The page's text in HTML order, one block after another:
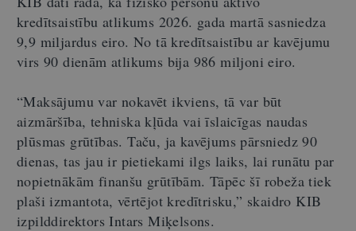
kredītsaistību atlikums 2026. gada martā sasniedza
9,9 miljardus eiro. No tā kredītsaistību ar kavējumu
virs 90 dienām atlikums bija 986 miljoni eiro.
“Maksājumu var nokavēt ikviens, tā var būt
aizmāršība, tehniska kļūda vai īslaicīgas naudas
plūsmas grūtības. Taču, ja kavējums pārsniedz 90
dienas, tas jau ir pietiekami ilgs laiks, lai runātu par
nopietnākām finanšu grūtībām. Tāpēc šī robeža tiek
plaši izmantota, vērtējot kredītrisku,” skaidro KIB
izpilddirektors Intars Miķelsons.